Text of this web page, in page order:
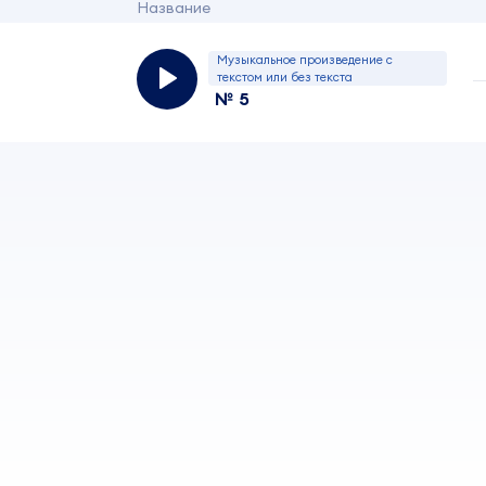
Название
Музыкальное произведение с
текстом или без текста
№ 5